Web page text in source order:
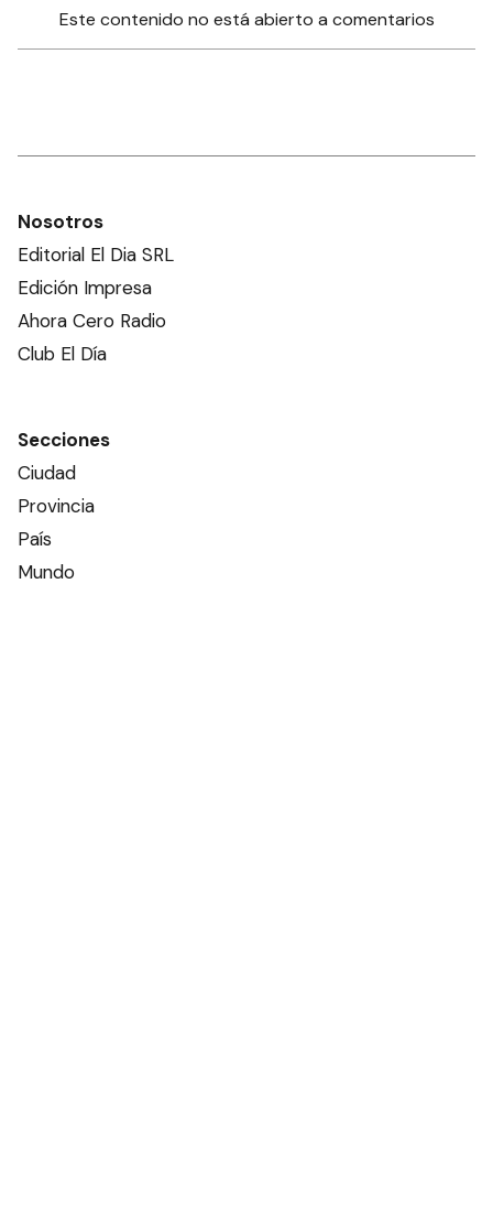
Este contenido no está abierto a comentarios
Nosotros
Editorial El Dia SRL
Edición Impresa
Ahora Cero Radio
Club El Día
Secciones
Ciudad
Provincia
País
Mundo